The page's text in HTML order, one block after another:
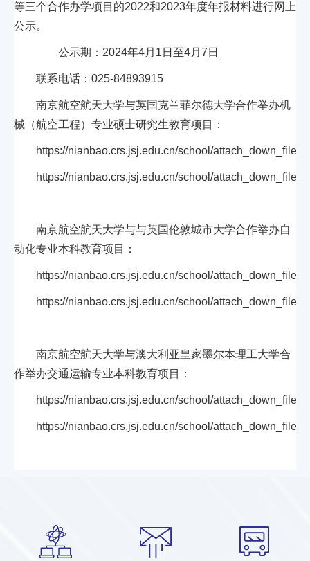
等三个合作办学项目的2022和2023年度年报材料进行网上
公示。
公示期：2024年4月1日至4月7日
联系电话：025-84893915
南京航空航天大学与英国克兰菲尔德大学合作举办机
械（航空工程）专业硕士研究生教育项目：
https://nianbao.crs.jsj.edu.cn/school/attach_down_files/
https://nianbao.crs.jsj.edu.cn/school/attach_down_files/
南京航空航天大学与与英国伦敦城市大学合作举办自
动化专业本科教育项目：
https://nianbao.crs.jsj.edu.cn/school/attach_down_files/
https://nianbao.crs.jsj.edu.cn/school/attach_down_files/
南京航空航天大学与澳大利亚皇家墨尔本理工大学合
作举办交通运输专业本科教育项目：
https://nianbao.crs.jsj.edu.cn/school/attach_down_files/
https://nianbao.crs.jsj.edu.cn/school/attach_down_files/